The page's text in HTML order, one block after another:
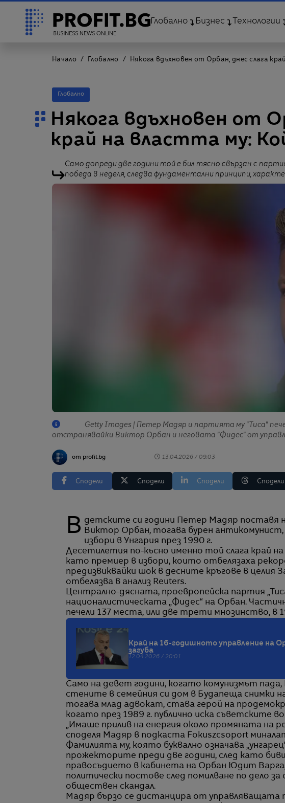
Глобално Бизнес Технологии
Начало Глобално Някога вдъхновен от Орбан, днес слага
Глобално
Някога вдъхновен от
край на властта му:
Само допреди две години той е бил тясно свързан с
победа в неделя, следва фундаментални принципи,
Getty Images | Петер Мадяр и партията му "Тиса"
отстранявайки Виктор Орбан и неговата "Фидес" от
от profit.bg 13.04.2026 / 09:03
Сподели Сподели Сподели Сподели
В детските си години Петер Мадяр поставя на стената в стаята си снимка на Виктор Орбан, тогава бурен
избори в Унгария през 1990 г.
Десетилетия по-късно именно той слага край
като премиер в избори, които отбелязаха
предизвиквайки шок в десните кръгове в целия
отбелязва в анализ Reuters.
Централно-дясната, проевропейска партия
националистическата „Фидес“ на Орбан.
печели 137 места, или две трети мнозинство, в
Край на 16-годишното управление на
загуба
12.04.2026 / 20:01
Само на девет години, когато комунизмът пада,
стените в семейния си дом в Будапеща снимки
тогава млад адвокат, става герой на
когато през 1989 г. публично иска съветските
„Имаше прилив на енергия около промяната на
споделя Мадяр в подкаста Fokuszcsoport
Фамилията му, която буквално означава
прожекторите преди две години, след като
правосъдието в кабинета на Орбан Юдит
политически постове след помилване по дело за
обществен скандал.
Мадяр бързо се дистанцира от управляващата